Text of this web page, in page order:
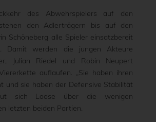
des Abwehrspielers auf den
stehen den Adlerträgern bis auf den
Schöneberg alle Spieler einsatzbereit
Damit werden die jungen Akteure
Julian Riedel und Robin Neupert
auflaufen. „Sie haben ihren
und sie haben der Defensive Stabilität
sich Loose über die wenigen
letzten beiden Partien.